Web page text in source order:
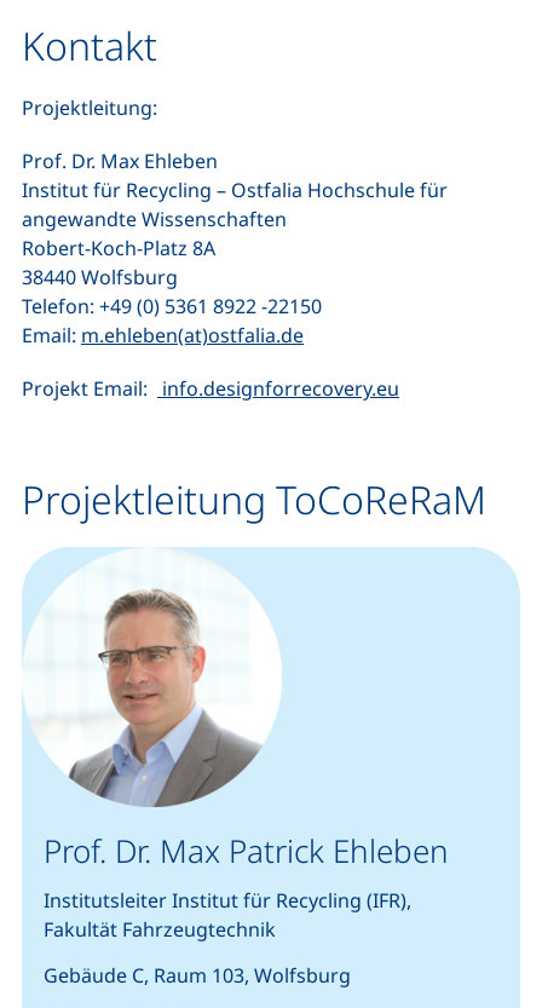
Kontakt
Projektleitung:
Prof. Dr. Max Ehleben
Institut für Recycling – Ostfalia Hochschule für
angewandte Wissenschaften
Robert-Koch-Platz 8A
38440 Wolfsburg
Telefon: +49 (0) 5361 8922 -22150
Email: m.ehleben(at)ostfalia.de(öffnet Ihr E-Mail-
Projekt Email: info.designforrecovery.eu
Projektleitung ToCoReRaM
Prof. Dr. Max Patrick Ehleben
Institutsleiter Institut für Recycling (IFR),
Fakultät Fahrzeugtechnik
Gebäude C, Raum 103, Wolfsburg